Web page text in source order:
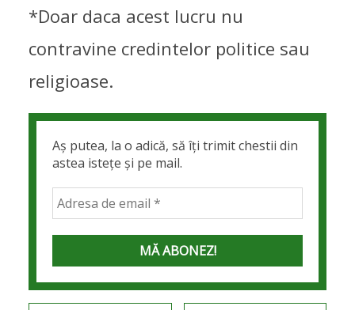
*Doar daca acest lucru nu
contravine credintelor politice sau
religioase.
Aș putea, la o adică, să îți trimit chestii din
astea istețe și pe mail.